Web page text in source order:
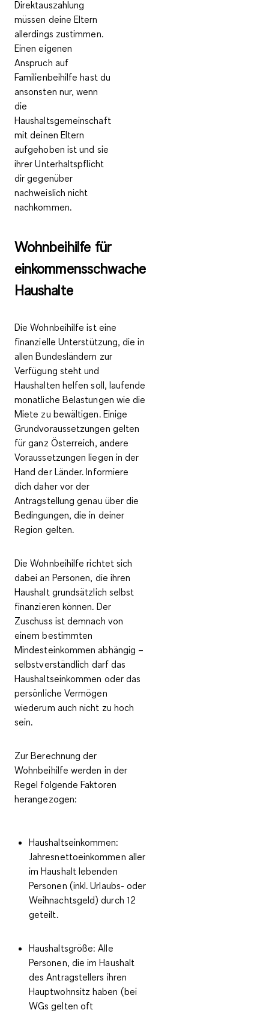
Direktauszahlung
müssen deine Eltern
allerdings zustimmen.
Einen eigenen
Anspruch auf
Familienbeihilfe hast du
ansonsten nur, wenn
die
Haushaltsgemeinschaft
mit deinen Eltern
aufgehoben ist und sie
ihrer Unterhaltspflicht
dir gegenüber
nachweislich nicht
nachkommen.
Wohnbeihilfe für
einkommensschwache
Haushalte
DieWohnbeihilfe ist eine
finanzielle Unterstützung, die in
allen Bundesländern zur
Verfügung steht und
Haushalten helfen soll, laufende
monatliche Belastungen wie die
Miete zu bewältigen. Einige
Grundvoraussetzungen gelten
für ganz Österreich, andere
Voraussetzungen liegen in der
Hand der Länder. Informiere
dich daher vor der
Antragstellung genau über die
Bedingungen, die in deiner
Region gelten.
Die Wohnbeihilfe richtet sich
dabei an Personen, die ihren
Haushalt grundsätzlich selbst
finanzieren können. Der
Zuschuss ist demnach von
einem bestimmten
Mindesteinkommen abhängig –
selbstverständlich darf das
Haushaltseinkommen oder das
persönliche Vermögen
wiederum auch nicht zu hoch
sein.
Zur Berechnung der
Wohnbeihilfe werden in der
Regel folgende Faktoren
herangezogen:
Haushaltseinkommen:
Jahresnettoeinkommen aller
im Haushalt lebenden
Personen (inkl. Urlaubs- oder
Weihnachtsgeld) durch 12
geteilt.
Haushaltsgröße: Alle
Personen, die im Haushalt
des Antragstellers ihren
Hauptwohnsitz haben (bei
WGs gelten oft